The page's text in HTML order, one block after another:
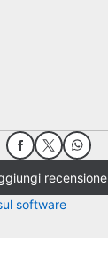
recensione
software